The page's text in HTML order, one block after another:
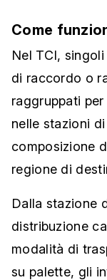
Come
Nel TCI,
di raccordo o
raggruppati
nelle stazioni
composizione
regione di
Dalla stazione
distribuzione
modalità di
su palette, gli